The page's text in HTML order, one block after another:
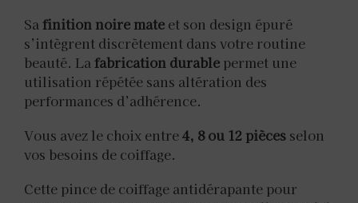
Sa finition noire mate et son design épuré
s’intègrent discrètement dans votre routine
beauté. La fabrication durable permet une
utilisation répétée sans altération des
performances d’adhérence.
Vous avez le choix entre4, 8 ou 12 pièces selon
vos besoins de coiffage.
Cette pince de coiffage antidérapante pour